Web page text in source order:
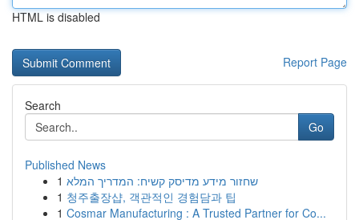
HTML is disabled
Report Page
Search
Go
Published News
1 שחזור מידע מדיסק קשיח: המדריך המלא
1 청주출장샵, 객관적인 경험담과 팁
1 Cosmar Manufacturing : A Trusted Partner for Co...